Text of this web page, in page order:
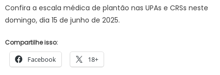
Confira a escala médica de plantão nas UPAs e CRSs neste
domingo, dia 15 de junho de 2025.
Compartilhe isso:
Facebook 18+